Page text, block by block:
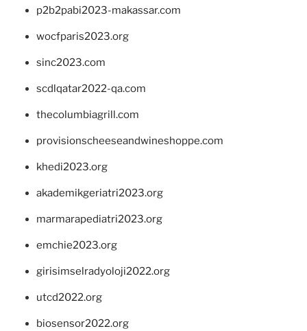
p2b2pabi2023-makassar.com
wocfparis2023.org
sinc2023.com
scdlqatar2022-qa.com
thecolumbiagrill.com
provisionscheeseandwineshoppe.com
khedi2023.org
akademikgeriatri2023.org
marmarapediatri2023.org
emchie2023.org
girisimselradyoloji2022.org
utcd2022.org
biosensor2022.org